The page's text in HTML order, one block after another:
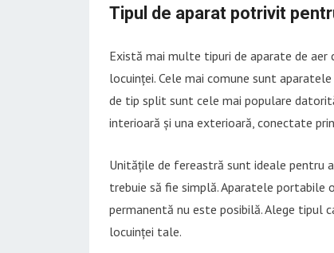
Tipul de aparat potrivit
Există mai multe tipuri de aparate de
locuinței. Cele mai comune sunt
de tip split sunt cele mai populare
interioară și una exterioară, conectate
Unitățile de fereastră sunt ideale pentru
trebuie să fie simplă. Aparatele portabile
permanentă nu este posibilă. Alege tipul
locuinței tale.